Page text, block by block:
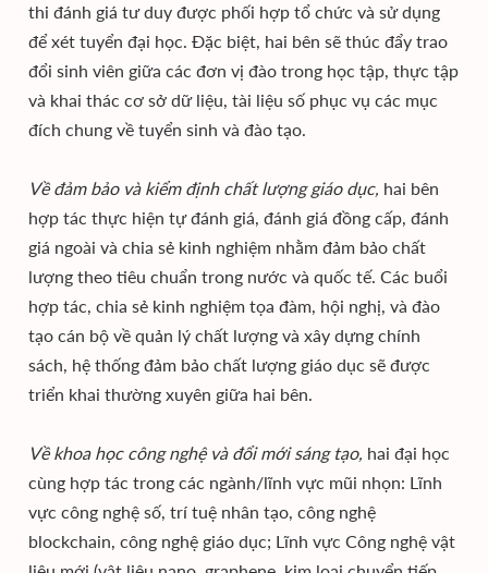
thi đánh giá tư duy được phối hợp tổ chức và sử dụng
để xét tuyển đại học. Đặc biệt, hai bên sẽ thúc đẩy trao
đổi sinh viên giữa các đơn vị đào trong học tập, thực tập
và khai thác cơ sở dữ liệu, tài liệu số phục vụ các mục
đích chung về tuyển sinh và đào tạo.
Về đảm bảo và kiểm định chất lượng giáo dục, hai bên
hợp tác thực hiện tự đánh giá, đánh giá đồng cấp, đánh
giá ngoài và chia sẻ kinh nghiệm nhằm đảm bảo chất
lượng theo tiêu chuẩn trong nước và quốc tế. Các buổi
hợp tác, chia sẻ kinh nghiệm tọa đàm, hội nghị, và đào
tạo cán bộ về quản lý chất lượng và xây dựng chính
sách, hệ thống đảm bảo chất lượng giáo dục sẽ được
triển khai thường xuyên giữa hai bên.
Về khoa học công nghệ và đổi mới sáng tạo, hai đại học
cùng hợp tác trong các ngành/lĩnh vực mũi nhọn: Lĩnh
vực công nghệ số, trí tuệ nhân tạo, công nghệ
blockchain, công nghệ giáo dục; Lĩnh vực Công nghệ vật